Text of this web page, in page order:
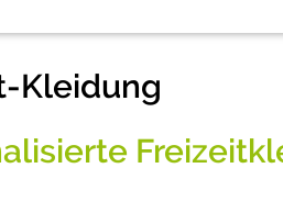
Kleidung